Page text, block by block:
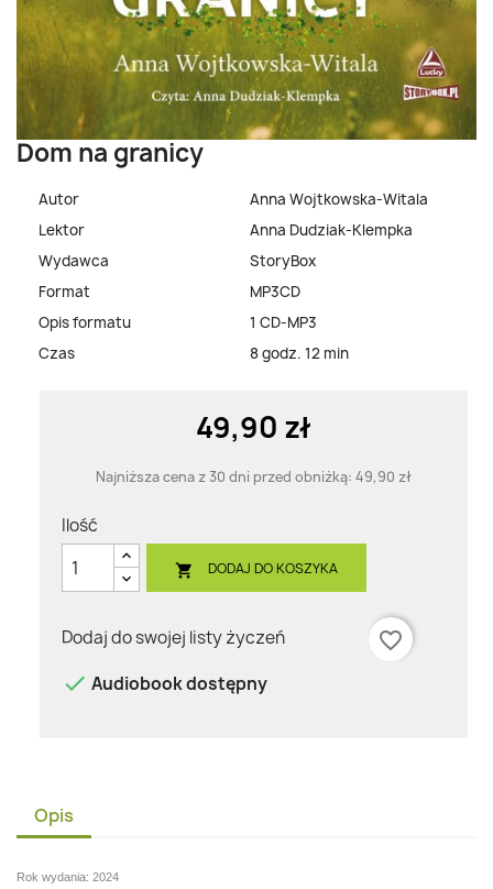
Dom na granicy
Autor
Anna Wojtkowska-Witala
Lektor
Anna Dudziak-Klempka
Wydawca
StoryBox
Format
MP3CD
Opis formatu
1 CD-MP3
Czas
8 godz. 12 min
49,90 zł
Najniższa cena z 30 dni przed obniżką: 49,90 zł
Ilość
 DODAJ DO KOSZYKA
Dodaj do swojej listy życzeń
favorite_border
 Audiobook dostępny
Opis
Rok wydania: 2024